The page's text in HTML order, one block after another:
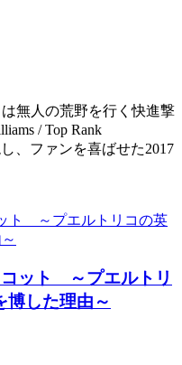
無人の荒野を行く快進撃
/ Top Rank
、ファンを喜ばせた2017
ット ～プエルトリ
博した理由～